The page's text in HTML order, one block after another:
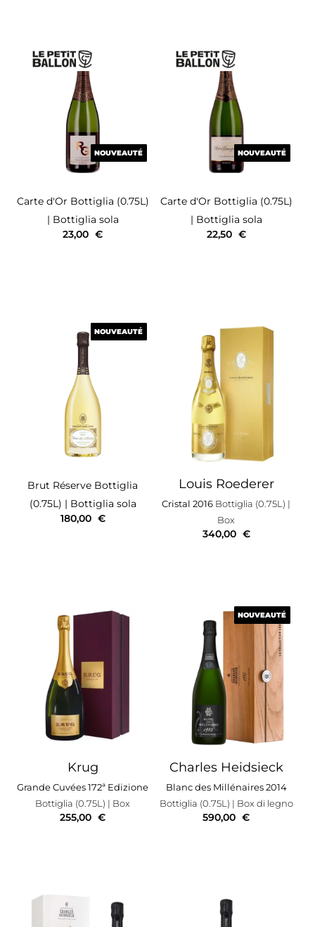
NOUVEAUTÉ
Carte d'Or Bottiglia (0.75L)
| Bottiglia sola
NOUVEAUTÉ
23,00 €
NOUVEAUTÉ
Carte d'Or Bottiglia (0.75L)
| Bottiglia sola
NOUVEAUTÉ
22,50 €
NOUVEAUTÉ
Brut Réserve Bottiglia
(0.75L) | Bottiglia sola
NOUVEAUTÉ
180,00 €
Louis Roederer
Cristal 2016 Bottiglia (0.75L) |
Box
340,00 €
Krug
Grande Cuvées 172ª Edizione
Bottiglia (0.75L) | Box
255,00 €
NOUVEAUTÉ
Charles Heidsieck
Blanc des Millénaires 2014
Bottiglia (0.75L) | Box di legno
NOUVEAUTÉ
590,00 €